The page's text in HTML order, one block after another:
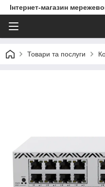
Інтернет-магазин
Товари та послуги